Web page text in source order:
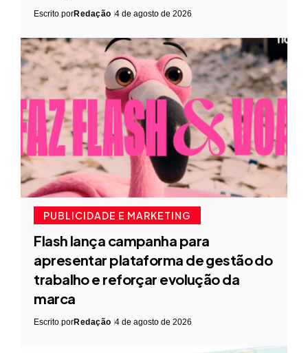
Escrito porRedação 4 de agosto de 2026
PUBLICIDADE E MARKETING
Flash lança campanha para
apresentar plataforma de gestão do
trabalho e reforçar evolução da
marca
Escrito porRedação 4 de agosto de 2026